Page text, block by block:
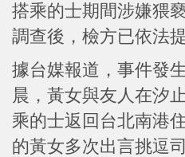
搭乘的士期間涉嫌猥
調查後，檢方已依法
據台媒報道，事件發
晨，黃女與友人在汐
乘的士返回台北南港
的黃女多次出言挑逗